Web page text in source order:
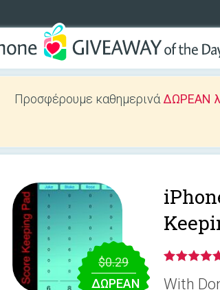
Προσφέρουμε καθημερινά ΔΩΡΕΑΝ
$0.29
ΔΩΡΕΑΝ
With